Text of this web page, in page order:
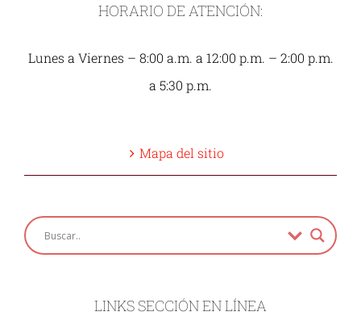
HORARIO DE ATENCIÓN:
Lunes a Viernes – 8:00 a.m. a 12:00 p.m. – 2:00 p.m.
a 5:30 p.m.
Mapa del sitio
LINKS SECCIÓN EN LÍNEA